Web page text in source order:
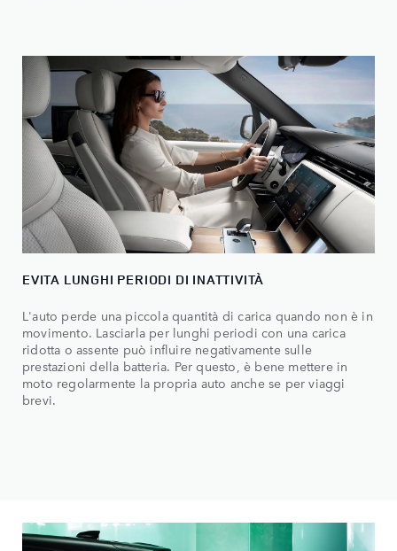
EVITA LUNGHI PERIODI DI INATTIVITÀ
L'auto perde una piccola quantità di carica quando non è in
movimento. Lasciarla per lunghi periodi con una carica
ridotta o assente può influire negativamente sulle
prestazioni della batteria. Per questo, è bene mettere in
moto regolarmente la propria auto anche se per viaggi
brevi.